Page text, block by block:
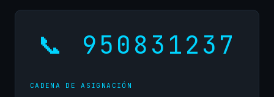
📞 950831237
CADENA DE ASIGNACIÓN